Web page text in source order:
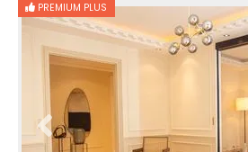
PREMIUM PLUS